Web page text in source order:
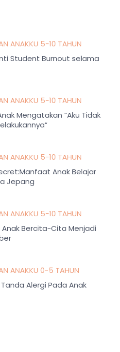
ANAKKU 5-10 TAHUN
Student Burnout selama
ANAKKU 5-10 TAHUN
Mengatakan “Aku Tidak
ANAKKU 5-10 TAHUN
Anak Belajar
Jepang
ANAKKU 5-10 TAHUN
Anak Bercita-Cita Menjadi
ANAKKU 0-5 TAHUN
Alergi Pada Anak